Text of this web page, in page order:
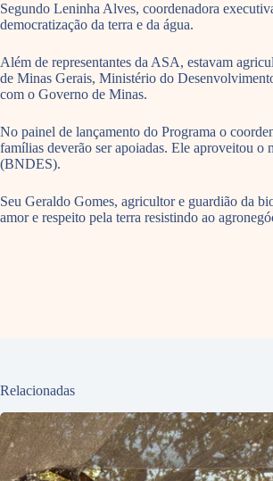
Segundo Leninha Alves, coordenadora
democratização da terra e da água.
Além de representantes da ASA, estavam
de Minas Gerais, Ministério do
com o Governo de Minas.
No painel de lançamento do Programa o
famílias deverão ser apoiadas. Ele aproveitou
(BNDES).
Seu Geraldo Gomes, agricultor e guardião da
amor e respeito pela terra resistindo ao
Relacionadas